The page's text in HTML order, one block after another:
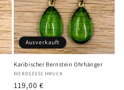
Ausverkauft
Karibischer Bernstein Ohrhänger
Anbieter:
NORDSEESCHMUCK
Normaler
119,00 €